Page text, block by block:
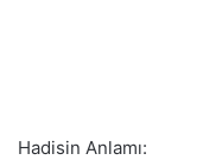
Hadisin Anlamı: